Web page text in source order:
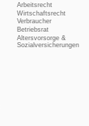
Arbeitsrecht
Wirtschaftsrecht
Verbraucher
Betriebsrat
Altersvorsorge &
Sozialversicherungen